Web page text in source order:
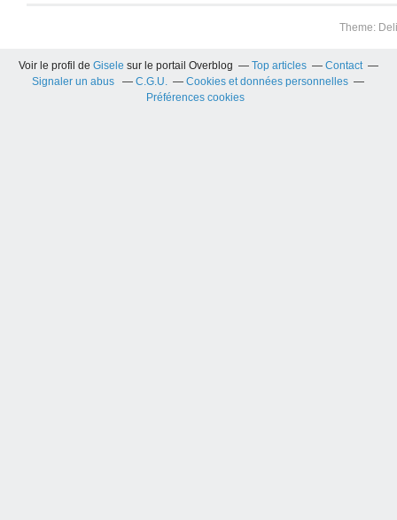
Theme:
Voir le profil de Gisele sur le portail Overblog Top articles
Contact
Signaler un abus
C.G.U.
Cookies et données personnelles
Préférences cookies